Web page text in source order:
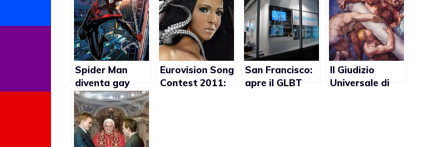
Spider Man
diventa gay
Eurovision Song
Contest 2011:
San Francisco:
apre il GLBT
Il Giudizio
Universale di